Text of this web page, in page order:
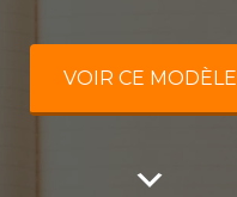
VOIR CE MODÈLE